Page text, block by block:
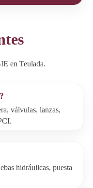
en Teulada.
válvulas, lanzas,
hidráulicas, puesta